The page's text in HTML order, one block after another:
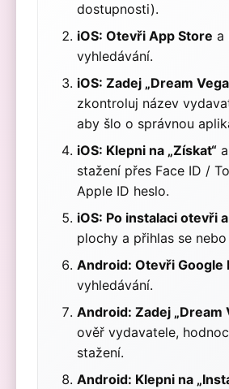
dostupnosti).
iOS: Otevři App Store a
vyhledávání.
iOS: Zadej „Dream
zkontroluj název
aby šlo o správnou
iOS: Klepni na „Získat“
stažení přes Face ID /
Apple ID heslo.
iOS: Po instalaci otevři
plochy a přihlas se
Android: Otevři Google
vyhledávání.
Android: Zadej „Dream
ověř vydavatele,
stažení.
Android: Klepni na